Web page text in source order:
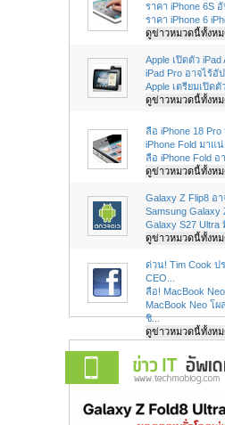
ราคา iPhone 6S
ราคา iPhone 6
ดูข่าวหมวดนี้ทั้งหม
Apple เปิดตัว iPad
iPad Pro อาจไร้อั
Apple เตรียมเปิดตั
ดูข่าวหมวดนี้ทั้งหม
ลือ iPhone 18 Pro
iPhone Fold มาแ
ลือ iPhone Fold อ
ดูข่าวหมวดนี้ทั้งหม
Galaxy Z Flip8 อ
Samsung Galaxy
Galaxy S27 Ultra
ดูข่าวหมวดนี้ทั้งหม
ด่วน! Tim Cook ป
CEO...
ลือ! MacBook
MacBook Neo โ
ชิ...
ดูข่าวหมวดนี้ทั้งหม